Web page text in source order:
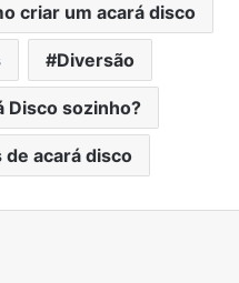
criar um acará disco
Diversão
Disco sozinho?
de acará disco